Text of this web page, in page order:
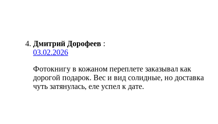
Дмитрий Дорофеев :
03.02.2026
Фотокнигу в кожаном переплете заказывал как
дорогой подарок. Вес и вид солидные, но доставка
чуть затянулась, еле успел к дате.